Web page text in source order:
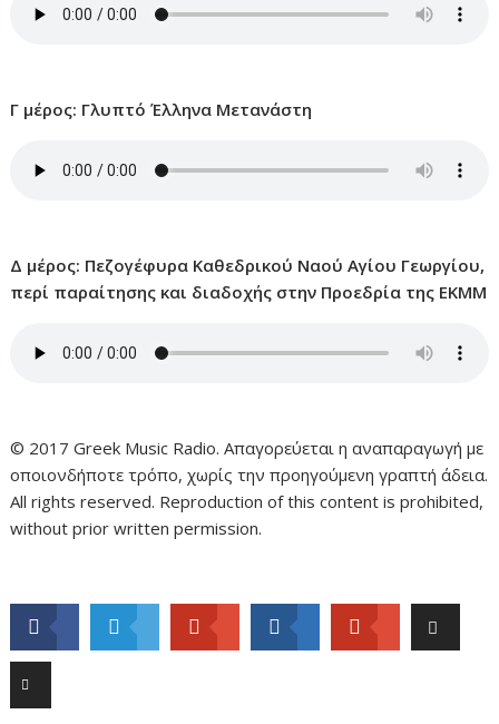
Γ μέρος: Γλυπτό Έλληνα Μετανάστη
Δ μέρος: Πεζογέφυρα Καθεδρικού Ναού Αγίου Γεωργίου,
περί παραίτησης και διαδοχής στην Προεδρία της ΕΚΜΜ
© 2017 Greek Music Radio. Απαγορεύεται η αναπαραγωγή με
οποιονδήποτε τρόπο, χωρίς την προηγούμενη γραπτή άδεια.
All rights reserved. Reproduction of this content is prohibited,
without prior written permission.